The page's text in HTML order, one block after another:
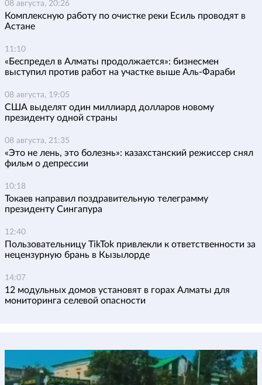
08 августа, 20:26
Комплексную работу по очистке реки Есиль проводят в
Астане
11:10
«Беспредел в Алматы продолжается»: бизнесмен
выступил против работ на участке выше Аль-Фараби
08 августа, 19:05
США выделят один миллиард долларов новому
президенту одной страны
08 августа, 21:35
«Это не лень, это болезнь»: казахстанский режиссер снял
фильм о депрессии
10:18
Токаев направил поздравительную телеграмму
президенту Сингапура
12:40
Пользовательницу TikTok привлекли к ответственности за
нецензурную брань в Кызылорде
14:07
12 модульных домов установят в горах Алматы для
мониторинга селевой опасности